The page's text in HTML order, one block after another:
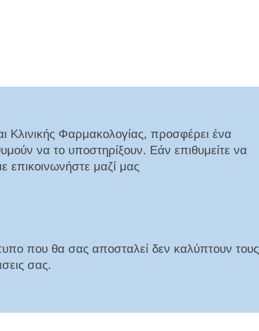
Κλινικής Φαρμακολογίας, προσφέρει ένα
να το υποστηρίξουν. Εάν επιθυμείτε να
επικοινωνήστε μαζί μας
που θα σας αποσταλεί δεν καλύπτουν τους
σας.